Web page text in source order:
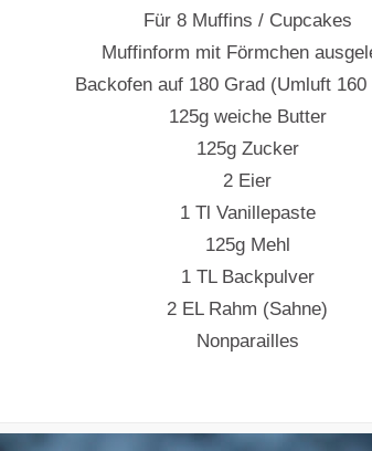
Für 8 Muffins / Cupcakes
Muffinform mit Förmchen
Backofen auf 180 Grad (Umluft 160
125g weiche Butter
125g Zucker
2 Eier
1 Tl Vanillepaste
125g Mehl
1 TL Backpulver
2 EL Rahm (Sahne)
Nonparailles